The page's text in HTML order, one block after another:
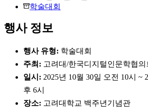
학술대회
행사 정보
행사 유형: 학술대회
주최: 고려대/한국디지털인문학협의
일시: 2025년 10월 30일 오전 10시 ~
후 6시
장소: 고려대학교 백주년기념관